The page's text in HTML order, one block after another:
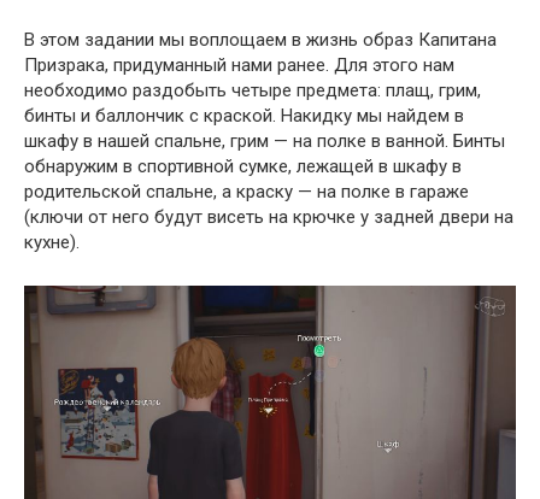
В этом задании мы воплощаем в жизнь образ Капитана
Призрака, придуманный нами ранее. Для этого нам
необходимо раздобыть четыре предмета: плащ, грим,
бинты и баллончик с краской. Накидку мы найдем в
шкафу в нашей спальне, грим — на полке в ванной. Бинты
обнаружим в спортивной сумке, лежащей в шкафу в
родительской спальне, а краску — на полке в гараже
(ключи от него будут висеть на крючке у задней двери на
кухне).